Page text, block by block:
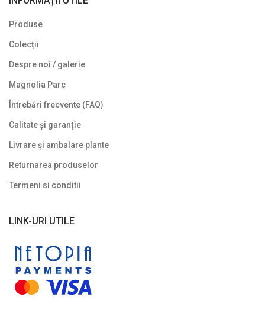
Reduceri
Soiuri speciale/licențiate
Uncategorized
Produse
Colecții
Despre noi / galerie
Magnolia Parc
Întrebări frecvente (FAQ)
Calitate și garanție
Livrare și ambalare plante
Returnarea produselor
Termeni si conditii
LINK-URI UTILE